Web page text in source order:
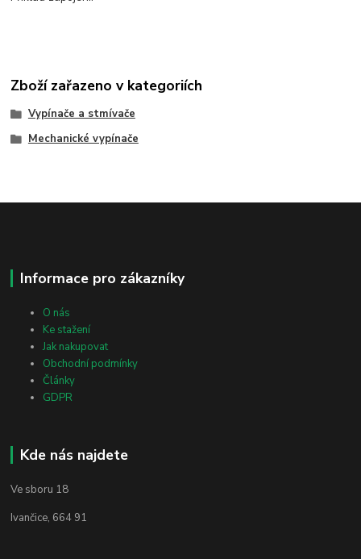
Zboží zařazeno v kategoriích
Vypínače a stmívače
Mechanické vypínače
Informace pro zákazníky
O nás
Ke stažení
Jak nakupovat
Obchodní podmínky
Články
GDPR
Kde nás najdete
Ve sboru 18
Ivančice, 664 91